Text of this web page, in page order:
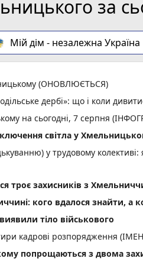
за
Мій дім - незалежна Україна
(ОНОВЛЮЄТЬСЯ)
дербі»: що і коли
на сьогодні, 7 серпня
світла у
у трудовому колективі:
троє захисників з
кого вдалося знайти, а
тіло військового
кадрові розпорядження
попрощаються з двома